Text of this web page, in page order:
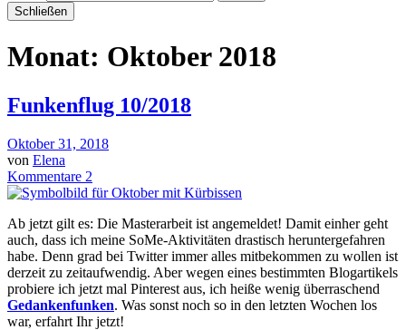
Schließen
Monat: Oktober 2018
Funkenflug 10/2018
Oktober 31, 2018
von Elena
Kommentare 2
Ab jetzt gilt es: Die Masterarbeit ist angemeldet! Damit einher geht
auch, dass ich meine SoMe-Aktivitäten drastisch heruntergefahren
habe. Denn grad bei Twitter immer alles mitbekommen zu wollen ist
derzeit zu zeitaufwendig. Aber wegen eines bestimmten Blogartikels
probiere ich jetzt mal Pinterest aus, ich heiße wenig überraschend
Gedankenfunken. Was sonst noch so in den letzten Wochen los
war, erfahrt Ihr jetzt!